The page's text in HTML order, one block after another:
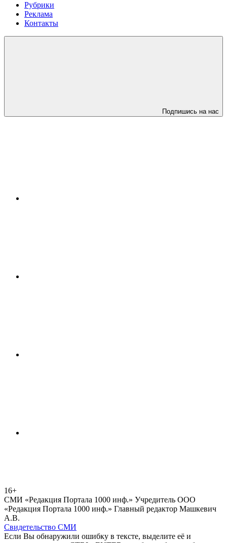
Рубрики
Реклама
Контакты
Подпишись на нас
16+
СМИ «Редакция Портала 1000 инф.» Учредитель ООО
«Редакция Портала 1000 инф.» Главный редактор Машкевич
А.В.
Свидетельство СМИ
Если Вы обнаружили ошибку в тексте, выделите её и